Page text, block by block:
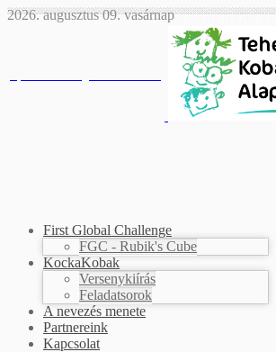
2026. augusztus 09. vasárnap
First Global Challenge
FGC - Rubik's Cube
KockaKobak
Versenykiírás
Feladatsorok
A nevezés menete
Partnereink
Kapcsolat